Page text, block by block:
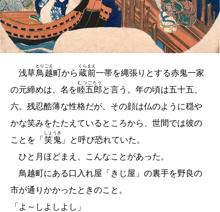
浅草鳥越
とりごえ
町から蔵前
くらまえ
一帯を縄張りとする赤鬼一家
の元締めは、名を睦五郎
むつごろう
と言う。年の頃は五十五、
六。残忍酷薄な性格だが、その顔は仏のように穏や
かな笑みをたたえているところから、世間では彼の
ことを「 笑鬼
しょうき
」と呼び恐れていた。
ひと月ほどまえ、こんなことがあった。
鳥越町にある口入れ屋「きじ屋」の裏手を野良の
市が通りかかったときのこと。
「よ～しよしよし」